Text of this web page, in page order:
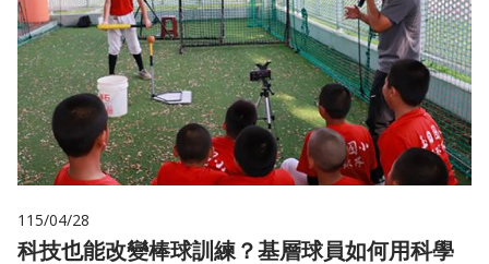
115/04/28
科技也能改變棒球訓練？基層球員如何用科學